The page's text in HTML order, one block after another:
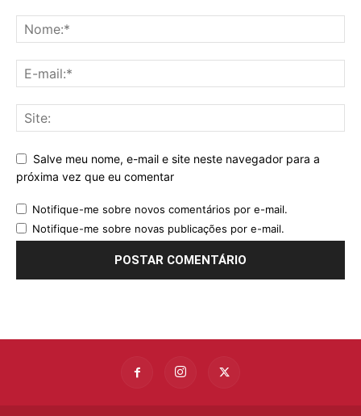
Salve meu nome, e-mail e site neste navegador para a
próxima vez que eu comentar
Notifique-me sobre novos comentários por e-mail.
Notifique-me sobre novas publicações por e-mail.